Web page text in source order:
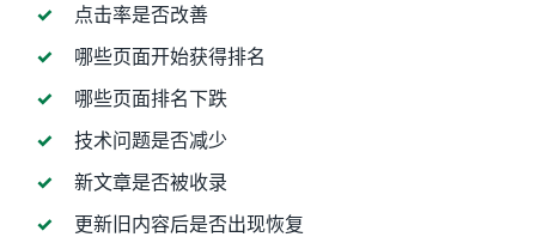
点击率是否改善
哪些页面开始获得排名
哪些页面排名下跌
技术问题是否减少
新文章是否被收录
更新旧内容后是否出现恢复